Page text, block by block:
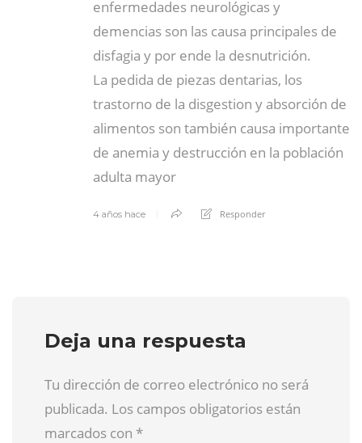
enfermedades neurológicas y
demencias son las causa principales de
disfagia y por ende la desnutrición.
La pedida de piezas dentarias, los
trastorno de la disgestion y absorción de
alimentos son también causa importante
de anemia y destrucción en la población
adulta mayor
4 años hace Responder
Deja una respuesta
Tu dirección de correo electrónico no será
publicada. Los campos obligatorios están
marcados con *